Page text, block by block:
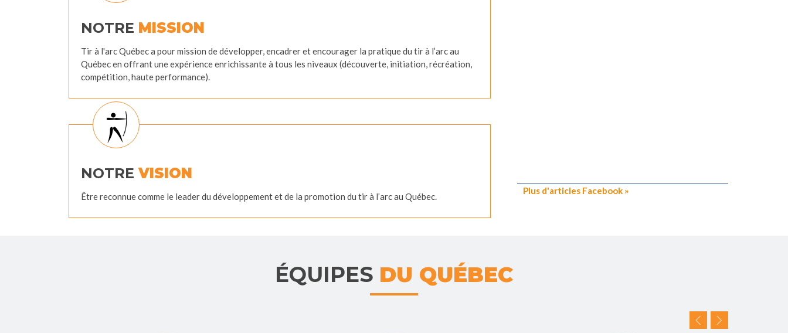
NOTRE MISSION
Tir à l'arc Québec a pour mission de développer, encadrer et encourager la pratique du tir à l’arc au
Québec en offrant une expérience enrichissante à tous les niveaux (découverte, initiation, récréation,
compétition, haute performance).
NOTREVISION
Être reconnue comme le leader du développement et de la promotion du tir à l’arc au Québec.
Plus d'articles Facebook »
ÉQUIPES DU QUÉBEC